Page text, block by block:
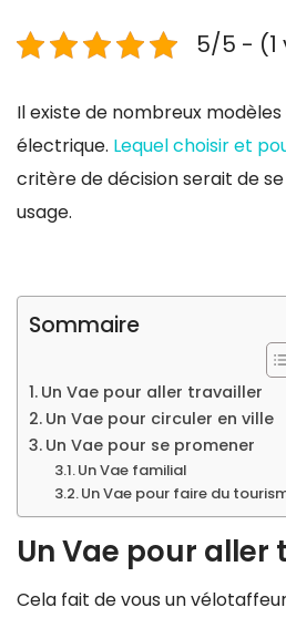
5/5 - (1
Il existe de nombreux
électrique. Lequel choisir et
critère de décision serait de
usage.
Sommaire
Un Vae pour aller travailler
Un Vae pour circuler en ville
Un Vae pour se promener
Un Vae familial
Un Vae pour faire du
Un Vae pour aller
Cela fait de vous un